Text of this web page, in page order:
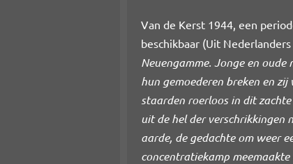
Van de Kerst 1944, een
beschikbaar (Uit
Neuengamme. Jonge en
hun gemoederen breken en
staarden roerloos in dit
uit de hel der verschrikkingen
aarde, de gedachte om weer
concentratiekamp